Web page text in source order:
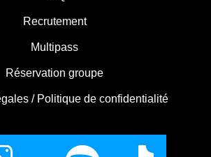
Recrutement
Multipass
Réservation groupe
/ Politique de confidentialité